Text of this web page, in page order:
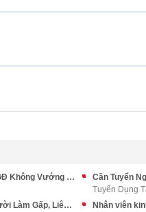
Cần Tuyển Người Làm Ở Lâu Dài Với GĐ Không Vướng Bận Quá Nhiều
Tuyển Dụng
Gia Đình Tôi Đang Có Nhu Cầu Tìm Người Làm Gấp, Liên Hệ Ngay
Nhân viên